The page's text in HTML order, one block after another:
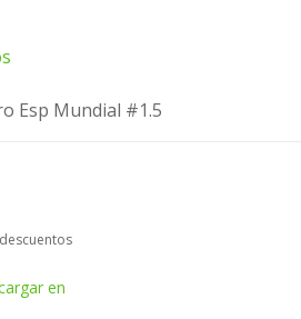
Esp Mundial #1.5
en